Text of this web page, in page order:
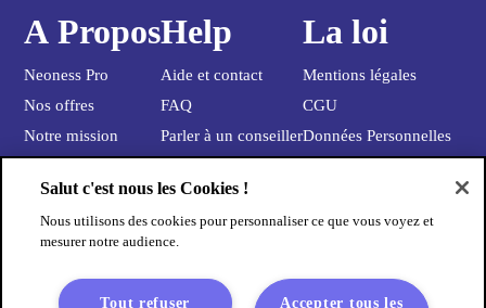
A Propos
Neoness Pro
Nos offres
Notre mission
Rejoignez la team
Help
Aide et contact
FAQ
Parler à un conseiller
La loi
Mentions légales
CGU
Données Personnelles
Salut c'est nous les Cookies !
Nous utilisons des cookies pour personnaliser ce que vous voyez et
mesurer notre audience.
Accepter tous les
Tout refuser